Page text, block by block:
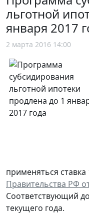
льготной
января 2017
2 марта 2016 14:00
применяться ставка
Правительства РФ
Соответствующий
текущего года.